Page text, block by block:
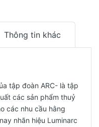
Thông tin khác
tập đoàn ARC- là tập
các sản phẩm thuỷ
các nhu cầu hằng
nhãn hiệu Luminarc